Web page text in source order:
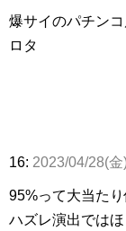
爆サイのパチン
ロタ
16: 2023/04/28(
95%って大当た
ハズレ演出では